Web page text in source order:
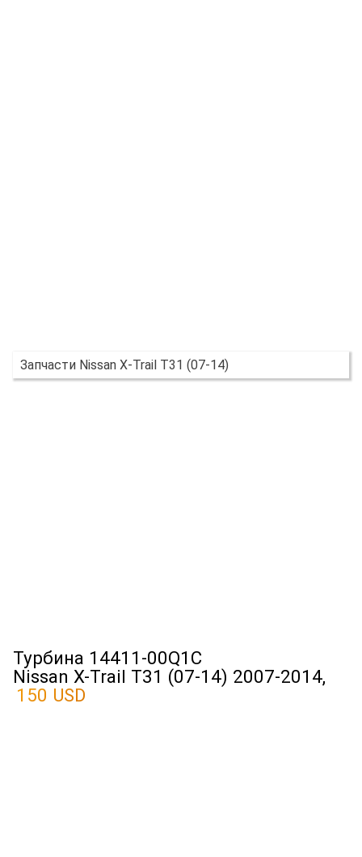
Запчасти Nissan X-Trail T31 (07-14)
Турбина 14411-00Q1C
Nissan X-Trail T31 (07-14) 2007-2014,
150 USD